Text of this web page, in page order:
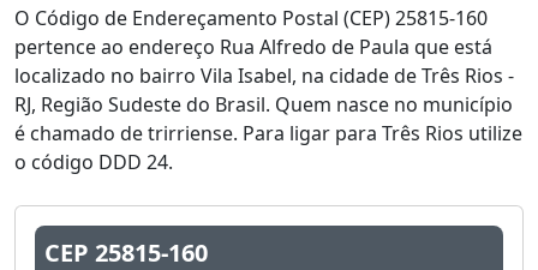
O Código de Endereçamento Postal (CEP) 25815-160
pertence ao endereço Rua Alfredo de Paula que está
localizado no bairro Vila Isabel, na cidade de Três Rios -
RJ, Região Sudeste do Brasil. Quem nasce no município
é chamado de trirriense. Para ligar para Três Rios utilize
o código DDD 24.
CEP 25815-160